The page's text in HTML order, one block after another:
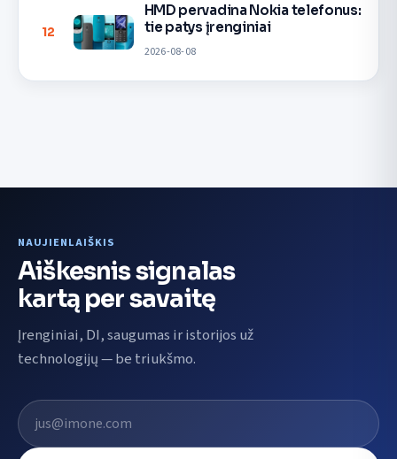
12
HMD pervadina Nokia telefonus:
tie patys įrenginiai
2026-08-08
NAUJIENLAIŠKIS
Aiškesnis signalas
kartą per savaitę
Įrenginiai, DI, saugumas ir istorijos už
technologijų — be triukšmo.
El. pašto adresas